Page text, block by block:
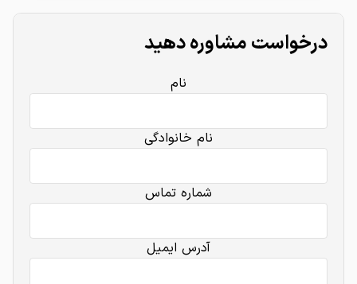
درخواست مشاوره دهید
نام
نام خانوادگی
شماره تماس
آدرس ایمیل